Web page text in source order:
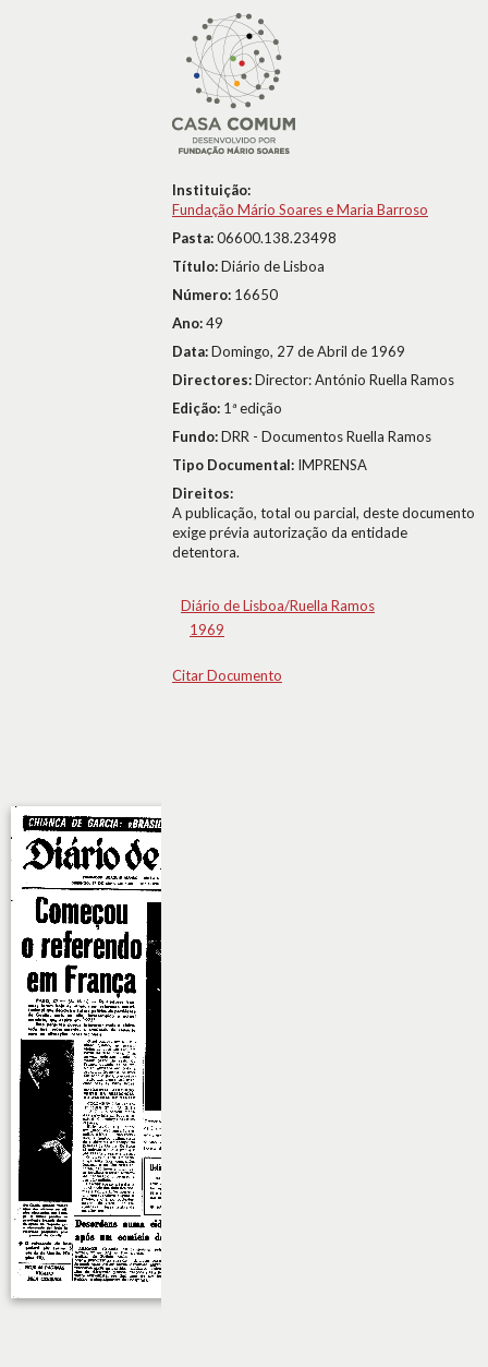
Instituição:
Fundação Mário Soares e Maria Barroso
Pasta:06600.138.23498
Título:Diário de Lisboa
Número: 16650
Ano:49
Data:Domingo, 27 de Abril de 1969
Directores:Director: António Ruella Ramos
Edição: 1ª edição
Fundo:DRR - Documentos Ruella Ramos
Tipo Documental: IMPRENSA
Direitos:
A publicação, total ou parcial, deste documento
exige prévia autorização da entidade
detentora.
Diário de Lisboa/Ruella Ramos
1969
Citar Documento